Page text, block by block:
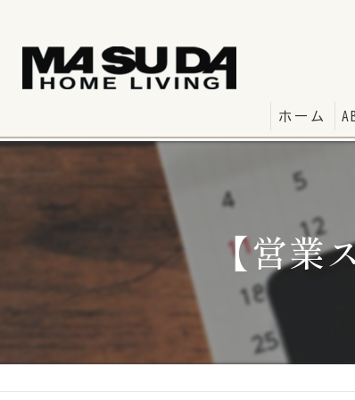
ホーム
【営業